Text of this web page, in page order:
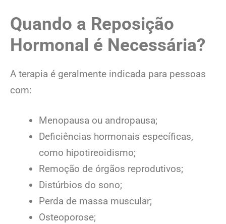
Quando a Reposição
Hormonal é Necessária?
A terapia é geralmente indicada para pessoas
com:
Menopausa ou andropausa;
Deficiências hormonais específicas,
como hipotireoidismo;
Remoção de órgãos reprodutivos;
Distúrbios do sono;
Perda de massa muscular;
Osteoporose;